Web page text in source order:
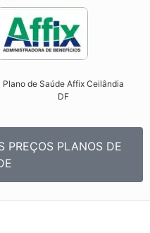
Plano de Saúde Affix Ceilândia
DF​
PREÇOS PLANOS DE